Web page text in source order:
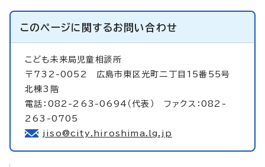
このページに関するお問い合わせ
こども未来局児童相談所
〒732-0052 広島市東区光町二丁目15番55号
北棟3階
電話：082-263-0694（代表） ファクス：082-
263-0705
jiso@city.hiroshima.lg.jp